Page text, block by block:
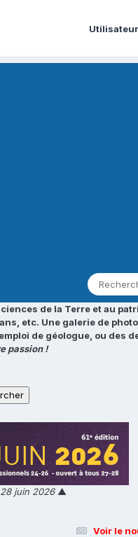
de la Terre et au
etc. Une galerie de
de géologue, ou des
passion !
juin 2026▲
Voir le